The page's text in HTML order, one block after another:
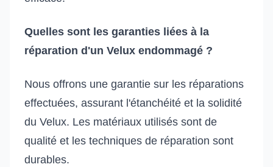
Quelles sont les garanties liées à la
réparation d'un Velux endommagé ?
Nous offrons une garantie sur les réparations
effectuées, assurant l'étanchéité et la solidité
du Velux. Les matériaux utilisés sont de
qualité et les techniques de réparation sont
durables.